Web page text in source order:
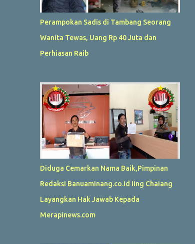
Perampokan Sadis di Tambang Seorang
Wanita Tewas, Uang Rp 40 Juta dan
Perhiasan Raib
Diduga Cemarkan Nama Baik,Pimpinan
Redaksi Banuaminang.co.id Iing Chaiang
Layangkan Hak Jawab Kepada
Merapinews.com